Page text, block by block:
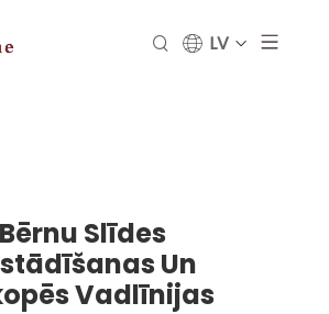
LV
Bērnu Slīdes
Un
Vadlīnijas